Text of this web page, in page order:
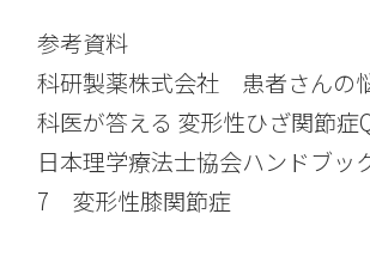
参考資料
科研製薬株式会社 患者さんの
科医が答える 変形性ひざ関節症
日本理学療法士協会ハンドブ
7 変形性膝関節症